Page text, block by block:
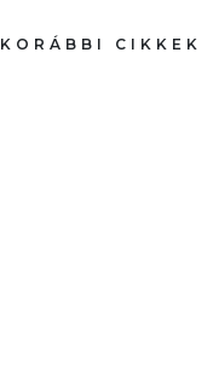
KORÁBBI CIKKEK